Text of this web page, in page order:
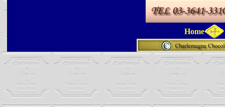
.Home